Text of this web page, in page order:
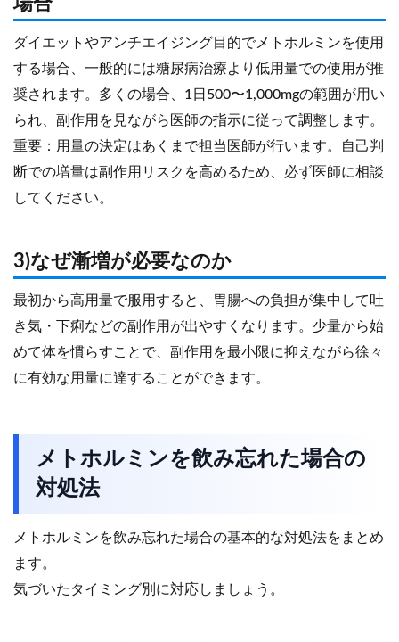
ダイエットやアンチエイジング目的でメトホルミンを使用
する場合、一般的には糖尿病治療より低用量での使用が推
奨されます。多くの場合、1日500〜1,000mgの範囲が用い
られ、副作用を見ながら医師の指示に従って調整します。
重要：用量の決定はあくまで担当医師が行います。自己判
断での増量は副作用リスクを高めるため、必ず医師に相談
してください。
3)なぜ漸増が必要なのか
最初から高用量で服用すると、胃腸への負担が集中して吐
き気・下痢などの副作用が出やすくなります。少量から始
めて体を慣らすことで、副作用を最小限に抑えながら徐々
に有効な用量に達することができます。
メトホルミンを飲み忘れた場合の
対処法
メトホルミンを飲み忘れた場合の基本的な対処法をまとめ
ます。
気づいたタイミング別に対応しましょう。